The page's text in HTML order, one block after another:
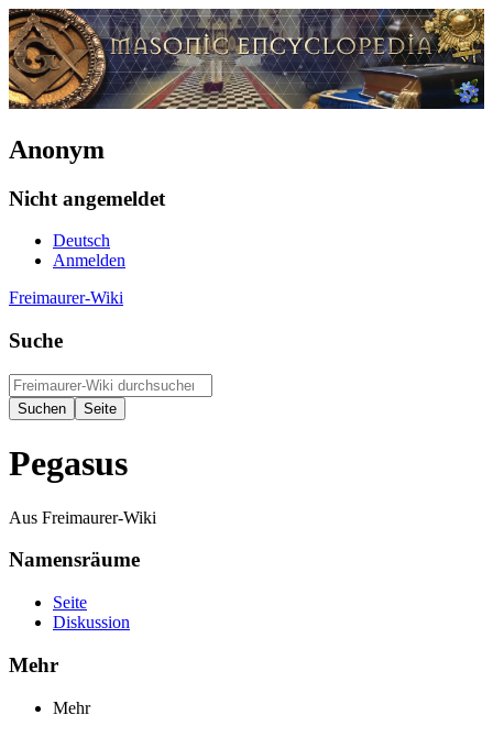
Anonym
Nicht angemeldet
Deutsch
Anmelden
Freimaurer-Wiki
Suche
Pegasus
Aus Freimaurer-Wiki
Namensräume
Seite
Diskussion
Mehr
Mehr